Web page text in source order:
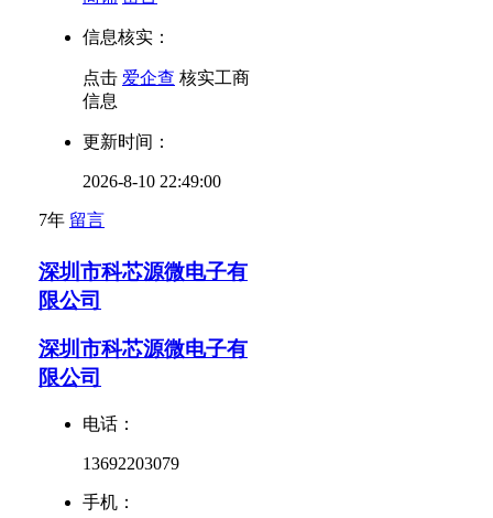
信息核实：
点击 爱企查 核实工商
信息
更新时间：
2026-8-10 22:49:00
7年 留言
深圳市科芯源微电子有
限公司
深圳市科芯源微电子有
限公司
电话：
13692203079
手机：